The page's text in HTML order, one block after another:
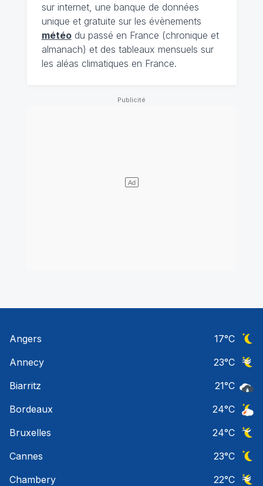
sur internet, une banque de données
unique et gratuite sur les évènements
météodu passé en France (chronique et
almanach) et des tableaux mensuels sur
les aléas climatiques en France.
Angers 17°C
Annecy
23°C
Biarritz
21°C
Bordeaux
24°C
Bruxelles
24°C
Cannes
23°C
Chambery
22°C